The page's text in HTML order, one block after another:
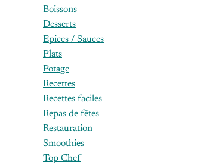
Boissons
Desserts
Epices / Sauces
Plats
Potage
Recettes
Recettes faciles
Repas de fêtes
Restauration
Smoothies
Top Chef